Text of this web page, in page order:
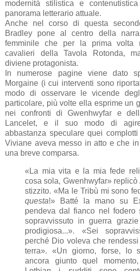
modernità stilistica e
panorama letterario attuale.
Anche nel corso di questa
Bradley pone al centro della
femminile che per la prima volta
cavalieri della Tavola Rotonda,
diviene protagonista.
In numerose pagine viene dato
Morgaine (i cui interventi sono
modo di osservare le vicende
particolare, più volte ella esprime un
nei confronti di Gwenhwyfar e
Lancelet, e il suo modo di
abbastanza speculare quei
Viviane aveva messo in atto e che
una breve comparsa.
«La mia vita e la mia fede
cosa sola, Gwenhwyfar» replicò
stizzito. «Ma le Tribù mi sono
questa!» Batté la mano su
pendeva dal fianco nel fodero
sopravvissuto in guerra
prodigiosa...». «Sei
perché Dio voleva che
terra». «Un giorno, forse, lo
ancora giunto quel